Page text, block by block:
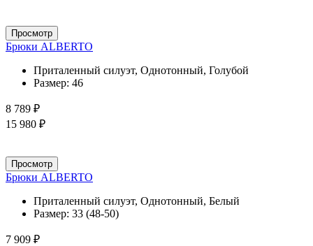
Просмотр
Брюки ALBERTO
Приталенный силуэт, Однотонный, Голубой
Размер: 46
8 789 ₽
15 980 ₽
Просмотр
Брюки ALBERTO
Приталенный силуэт, Однотонный, Белый
Размер: 33 (48-50)
7 909 ₽